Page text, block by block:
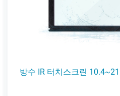
터치스크린 10.4~21.5인치(TE